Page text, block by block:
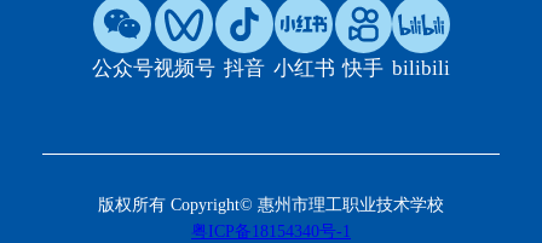
公众号视频号 抖音 小红书 快手 bilibili
版权所有 Copyright© 惠州市理工职业技术学校
粤ICP备18154340号-1